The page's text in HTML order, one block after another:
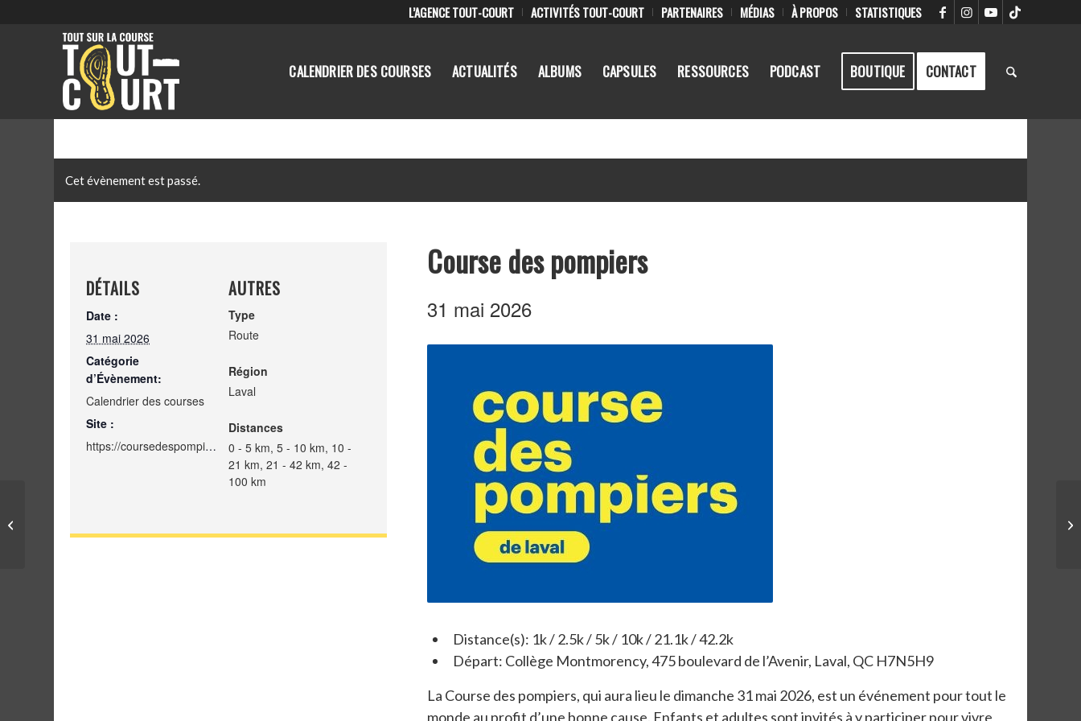
L’AGENCE TOUT-COURT ACTIVITÉS TOUT-COURT PARTENAIRES MÉDIAS À PROPOS STATISTIQUES
CALENDRIER DES COURSES ACTUALITÉS ALBUMS CAPSULES RESSOURCES PODCAST BOUTIQUE CONTACT
Cet évènement est passé.
Course des pompiers
31 mai 2026
Distance(s): 1k / 2.5k / 5k / 10k / 21.1k / 42.2k
Départ: Collège Montmorency, 475 boulevard de l’Avenir, Laval, QC H7N5H9
La Course des pompiers, qui aura lieu le dimanche 31 mai 2026, est un événement pour tout le
monde au profit d’une bonne cause. Enfants et adultes sont invités à y participer pour vivre
DÉTAILS
Date :
31 mai 2026
Catégorie
d’Évènement:
Calendrier des courses
Site :
https://coursedespompiers.org/
AUTRES
Type
Route
Région
Laval
Distances
0 - 5 km, 5 - 10 km, 10 -
21 km, 21 - 42 km, 42 -
100 km
dans le Vent